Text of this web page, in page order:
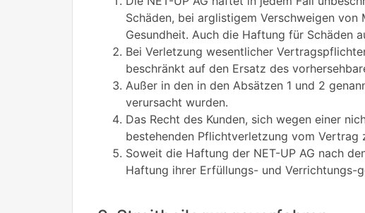
Schäden, bei arglistigem Verschweigen
Gesundheit. Auch die Haftung für Schäden
Bei Verletzung wesentlicher
beschränkt auf den Ersatz des
Außer in den in den Absätzen 1 und 2
verursacht wurden.
Das Recht des Kunden, sich wegen einer
bestehenden Pflichtverletzung vom Vertrag
Soweit die Haftung der NET-UP AG nach
Haftung ihrer Erfüllungs- und Verrichtungs-